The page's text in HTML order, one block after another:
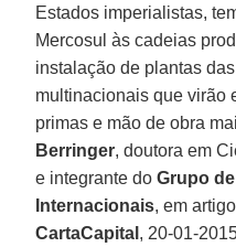
Estados imperialistas,
Mercosul às cadeias
instalação de plantas
multinacionais que virão
primas e mão de obra
Berringer, doutora em
e integrante doGrupo
Internacionais, em
CartaCapital , 20-01-